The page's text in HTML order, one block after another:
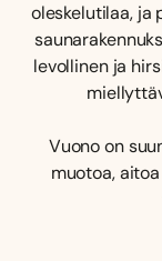
oleskelutilaa, ja
levollinen ja
Vuono on
muotoa,